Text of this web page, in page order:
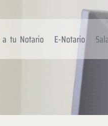
a tu Notario E-Notario